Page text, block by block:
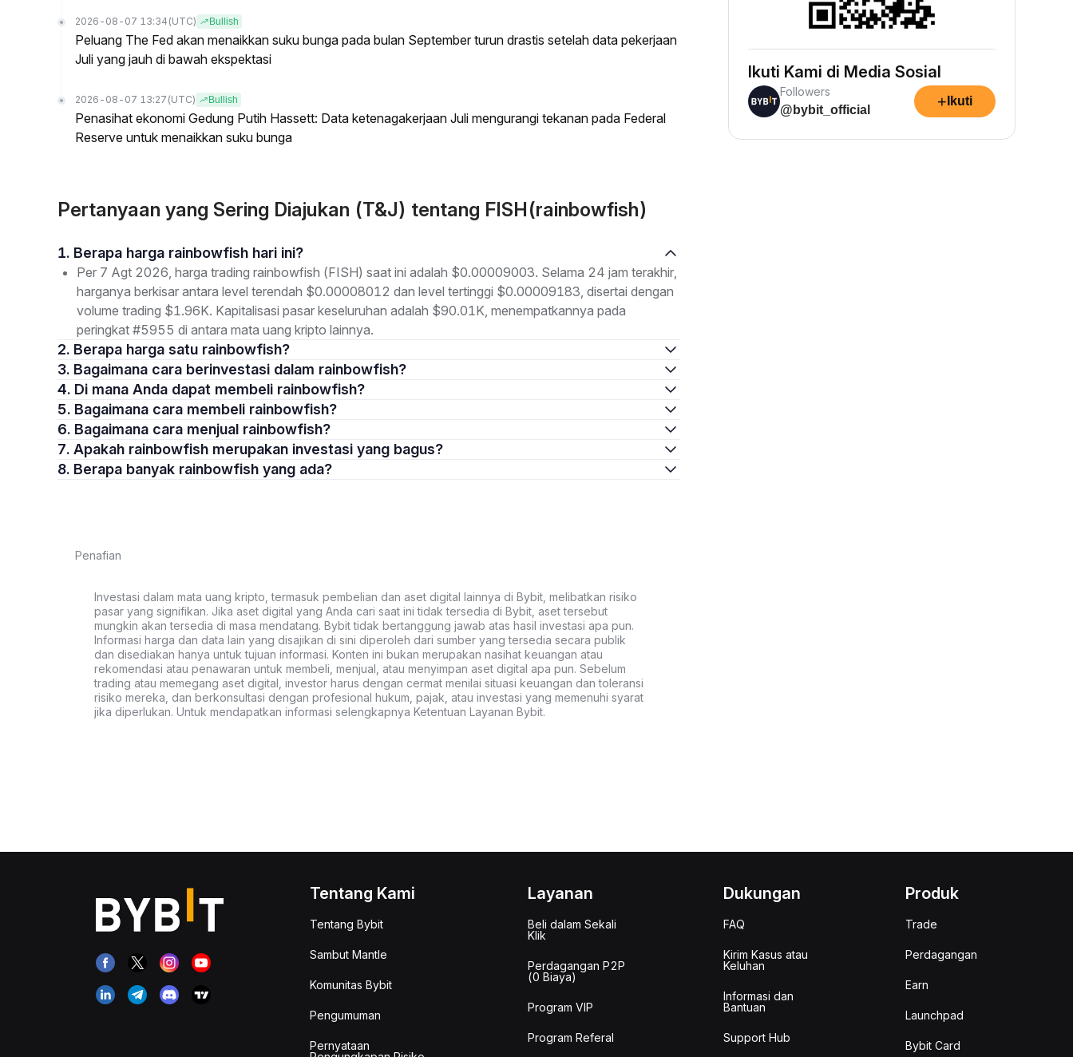
2026-08-07 13:34 (UTC) Bullish
Peluang The Fed akan menaikkan suku bunga pada bulan September turun drastis setelah data pekerjaan
Juli yang jauh di bawah ekspektasi
2026-08-07 13:27 (UTC) Bullish
Penasihat ekonomi Gedung Putih Hassett: Data ketenagakerjaan Juli mengurangi tekanan pada Federal
Reserve untuk menaikkan suku bunga
Pertanyaan yang Sering Diajukan (T&J) tentang FISH(rainbowfish)
1. Berapa harga rainbowfish hari ini?
Per 7 Agt 2026, harga trading rainbowfish (FISH) saat ini adalah $0.00009003. Selama 24 jam terakhir,
harganya berkisar antara level terendah $0.00008012 dan level tertinggi $0.00009183, disertai dengan
volume trading $1.96K. Kapitalisasi pasar keseluruhan adalah $90.01K, menempatkannya pada
peringkat #5955 di antara mata uang kripto lainnya.
2. Berapa harga satu rainbowfish?
3. Bagaimana cara berinvestasi dalam rainbowfish?
4. Di mana Anda dapat membeli rainbowfish?
5. Bagaimana cara membeli rainbowfish?
6. Bagaimana cara menjual rainbowfish?
7. Apakah rainbowfish merupakan investasi yang bagus?
8. Berapa banyak rainbowfish yang ada?
Penafian
Investasi dalam mata uang kripto, termasuk pembelian dan aset digital lainnya di Bybit, melibatkan risiko
pasar yang signifikan. Jika aset digital yang Anda cari saat ini tidak tersedia di Bybit, aset tersebut
mungkin akan tersedia di masa mendatang. Bybit tidak bertanggung jawab atas hasil investasi apa pun.
Informasi harga dan data lain yang disajikan di sini diperoleh dari sumber yang tersedia secara publik
dan disediakan hanya untuk tujuan informasi. Konten ini bukan merupakan nasihat keuangan atau
rekomendasi atau penawaran untuk membeli, menjual, atau menyimpan aset digital apa pun. Sebelum
trading atau memegang aset digital, investor harus dengan cermat menilai situasi keuangan dan toleransi
risiko mereka, dan berkonsultasi dengan profesional hukum, pajak, atau investasi yang memenuhi syarat
jika diperlukan. Untuk mendapatkan informasi selengkapnya Ketentuan Layanan Bybit.
Ikuti Kami di Media Sosial
Followers
@bybit_official
+ Ikuti
Tentang Kami
Tentang Bybit
Sambut Mantle
Komunitas Bybit
Pengumuman
Pernyataan
Layanan
Beli dalam Sekali
Klik
Perdagangan P2P
(0 Biaya)
Program VIP
Program Referal
Dukungan
FAQ
Kirim Kasus atau
Keluhan
Informasi dan
Bantuan
Support Hub
Produk
Trade
Perdagangan
Earn
Launchpad
Bybit Card